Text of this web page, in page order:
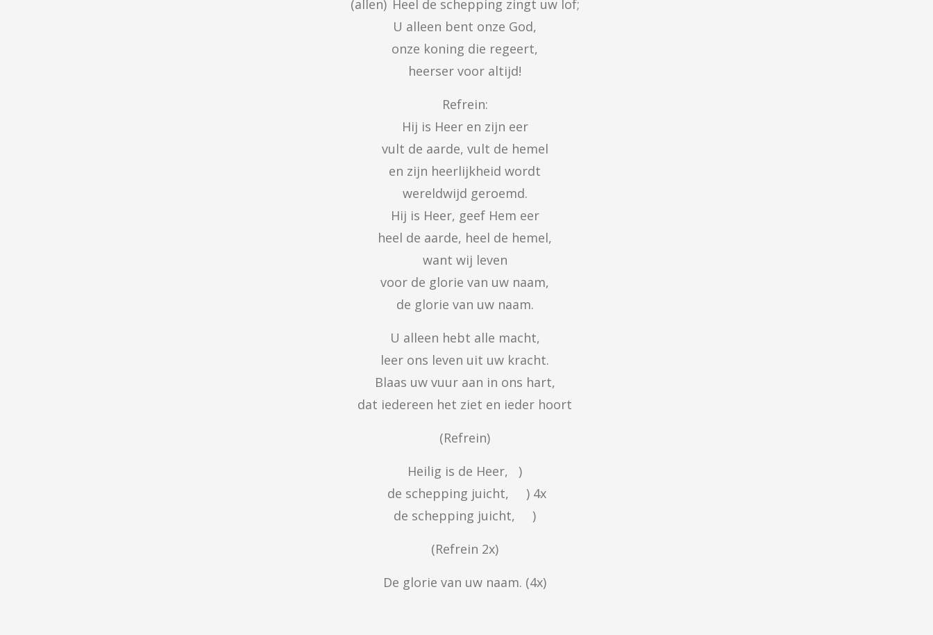
(allen)	Heel de schepping zingt uw lof;
U alleen bent onze God,
onze koning die regeert,
heerser voor altijd!
Refrein:
Hij is Heer en zijn eer
vult de aarde, vult de hemel
en zijn heerlijkheid wordt
wereldwijd geroemd.
Hij is Heer, geef Hem eer
heel de aarde, heel de hemel,
want wij leven
voor de glorie van uw naam,
de glorie van uw naam.
U alleen hebt alle macht,
leer ons leven uit uw kracht.
Blaas uw vuur aan in ons hart,
dat iedereen het ziet en ieder hoort
(Refrein)
Heilig is de Heer, 	)
de schepping juicht, 	) 4x
de schepping juicht, 	)
(Refrein 2x)
De glorie van uw naam. (4x)